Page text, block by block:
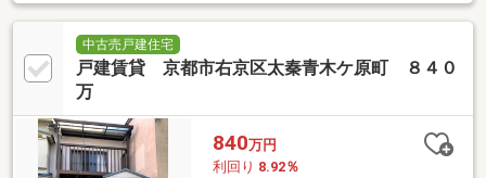
中古売戸建住宅
戸建賃貸 京都市右京区太秦青木ケ原町 ８４０
万
840万円
利回り 8.92％